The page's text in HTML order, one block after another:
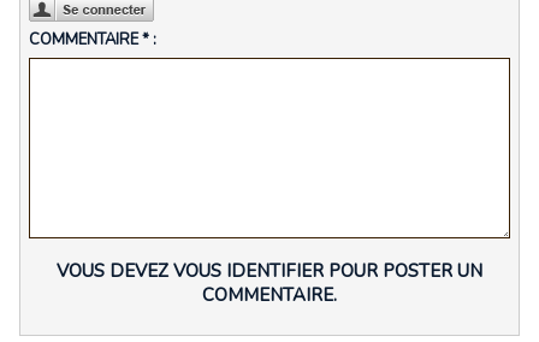
COMMENTAIRE * :
VOUS DEVEZ VOUS IDENTIFIER POUR POSTER UN
COMMENTAIRE.